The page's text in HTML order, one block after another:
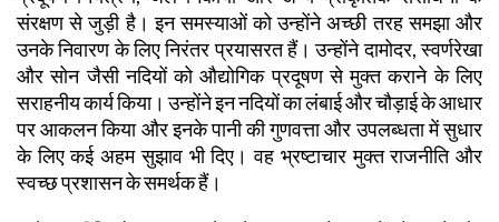
संरक्षण से जुड़ी है। इन समस्याओं को उन्होंने अच्छी तरह समझा और
उनके निवारण के लिए निरंतर प्रयासरत हैं। उन्होंने दामोदर, स्वर्णरेखा
और सोन जैसी नदियों को औद्योगिक प्रदूषण से मुक्त कराने के लिए
सराहनीय कार्य किया। उन्होंने इन नदियों का लंबाई और चौड़ाई के आधार
पर आकलन किया और इनके पानी की गुणवत्ता और उपलब्धता में सुधार
के लिए कई अहम सुझाव भी दिए। वह भ्रष्टाचार मुक्त राजनीति और
स्वच्छ प्रशासन के समर्थक हैं।